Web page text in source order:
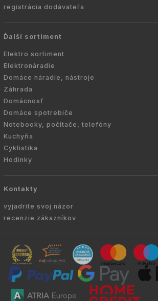
registrácia dodávateľa
Ďalší sortiment
Elektro sortiment
Elektronáradie
Domáce náradie, nástroje
Záhrada
Domácnosť
Domáce spotrebiče
Notebooky, počítače, telefóny
Kuchyňa
Cyklistika
Hodinky
Kontakty
vyjadrite svoj názor
recenzie zákazníkov